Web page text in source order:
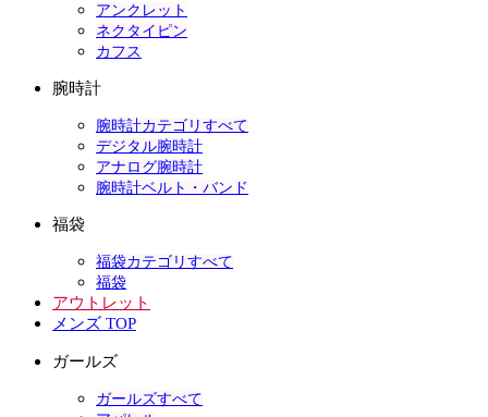
アンクレット
ネクタイピン
カフス
腕時計
腕時計カテゴリすべて
デジタル腕時計
アナログ腕時計
腕時計ベルト・バンド
福袋
福袋カテゴリすべて
福袋
アウトレット
メンズ TOP
ガールズ
ガールズすべて